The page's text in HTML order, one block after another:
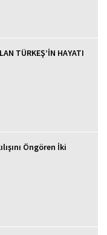
TÜRKEŞ’İN HAYATI
Öngören İki